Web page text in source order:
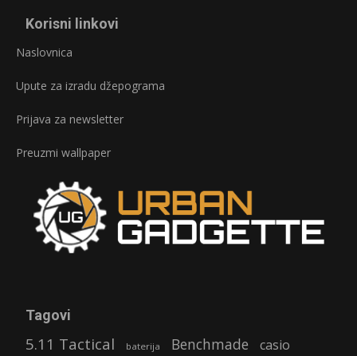
Korisni linkovi
Naslovnica
Upute za izradu džepograma
Prijava za newsletter
Preuzmi wallpaper
Tagovi
5.11 Tactical baterija Benchmade casio